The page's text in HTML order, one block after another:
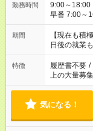
勤務時間
9:00～18:00（休憩60分） ■ご
早番 7:00～16:00 遅
い」 「余裕
たくない」 な
の方へ 今ご
の勤務時間
期間
【現在も積
日後の就業
特徴 履歴書不要 /
上の大量募集
気になる！